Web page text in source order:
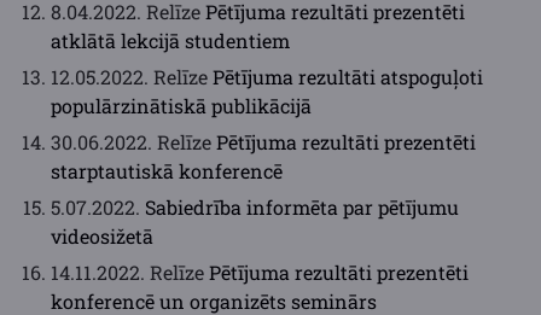
8.04.2022. RelīzePētījuma rezultāti prezentēti
atklātā lekcijā studentiem
12.05.2022. RelīzePētījuma rezultāti atspoguļoti
populārzinātiskā publikācijā
30.06.2022. RelīzePētījuma rezultāti prezentēti
starptautiskā konferencē
5.07.2022. Sabiedrība informēta par pētījumu
videosižetā
14.11.2022. RelīzePētījuma rezultāti prezentēti
konferencē un organizēts seminārs